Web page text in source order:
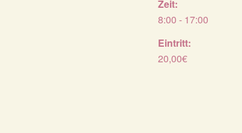
Zeit:
8:00 - 17:00
Eintritt:
20,00€